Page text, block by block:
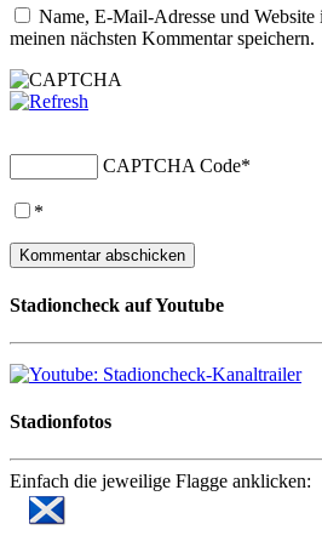
Name, E-Mail-Adresse und
meinen nächsten Kommentar speichern.
CAPTCHA Code*
*
Stadioncheck auf Youtube
Stadionfotos
Einfach die jeweilige Flagge anklicken: